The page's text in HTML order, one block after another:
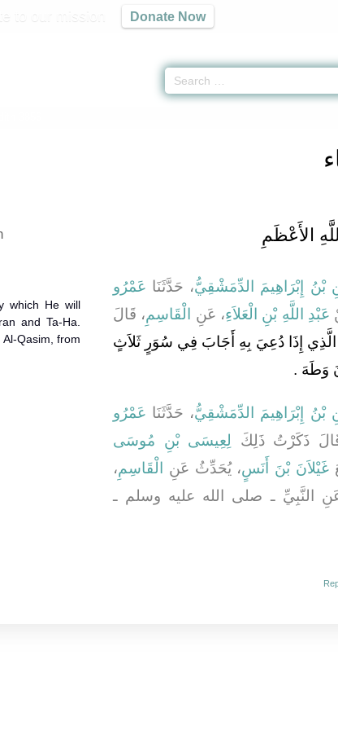
Donate Now
الأَعْظَمِ
which He will
and Ta-Ha.
Qasim, from
بْنُ إِبْرَاهِيمَ الدِّمَشْقِيُّ، حَدَّثَنَا عَمْرُو
عَبْدِ اللَّهِ بْنِ الْعَلاَءِ، عَنِ الْقَاسِمِ، قَالَ
الَّذِي إِذَا دُعِيَ بِهِ أَجَابَ فِي سُوَرٍ ثَلاَثٍ
وَطَهَ ‏.‏
بْنُ إِبْرَاهِيمَ الدِّمَشْقِيُّ، حَدَّثَنَا عَمْرُو
ذَكَرْتُ ذَلِكَ لِعِيسَى بْنِ مُوسَى
غَيْلاَنَ بْنَ أَنَسٍ، يُحَدِّثُ عَنِ الْقَاسِمِ،
النَّبِيِّ ـ صلى الله عليه وسلم ـ